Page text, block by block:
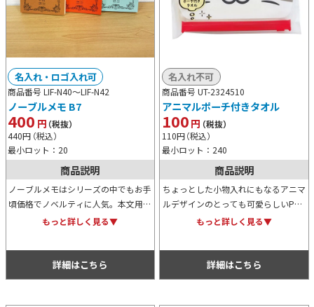
商品番号 LIF-N40～LIF-N42
ノーブルメモ B7
400 円（税抜）
440円（税込）
最小ロット：20
名入れ・ロゴ入れ可
商品説明
ノーブルメモはシリーズの中でもお手
頃価格でノベルティに人気。本文用紙
には書き味が良い、Lライティングペ
調合した糊を使っているので製本も丈
もっと詳しく見る▼
詳細はこちら
商品番号 UT-2324510
アニマルポーチ付きタオル
100円（税抜）
110円（税込）
最小ロット：240
名入れ不可
商品説明
ちょっとした小物入れにもなるアニマ
ルデザインのとっても可愛らしいPVC
ポーチ付きタオルです。お子様向けや
特典用などにもおすすめです。
もっと詳しく見る▼
詳細はこちら